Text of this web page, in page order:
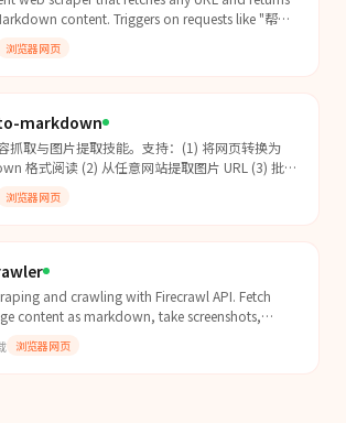
content. Triggers on requests like "帮我
浏览器网页
markdown
抓取与图片提取技能。支持：(1) 将网页转换为
格式阅读 (2) 从任意网站提取图片 URL (3) 批量
图片时使用此技能。支持 markdown.new、
、r.jina.ai 等转换服务，自动降级确保成
浏览器网页
and crawling with Firecrawl API. Fetch
content as markdown, take screenshots,
sites. Use when the user needs to scrape
current web info, capture a screenshot,
浏览器网页